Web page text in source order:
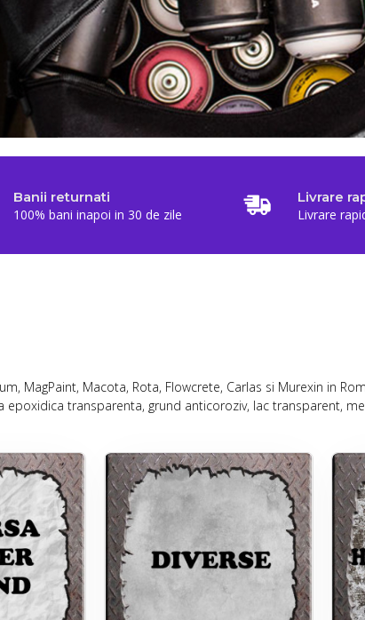
Banii returnati
100% bani inapoi in 30 de zile
Livrare
Livrare
MagPaint, Macota, Rota, Flowcrete, Carlas si Murexin in
transparenta, grund anticoroziv, lac transparent,